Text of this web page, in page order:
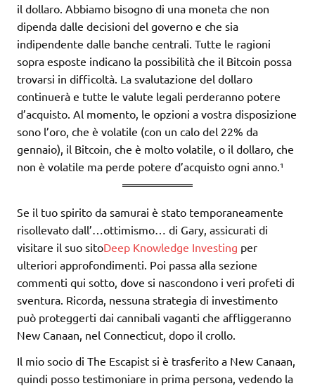
il dollaro. Abbiamo bisogno di una moneta che non
dipenda dalle decisioni del governo e che sia
indipendente dalle banche centrali. Tutte le ragioni
sopra esposte indicano la possibilità che il Bitcoin possa
trovarsi in difficoltà. La svalutazione del dollaro
continuerà e tutte le valute legali perderanno potere
d’acquisto. Al momento, le opzioni a vostra disposizione
sono l’oro, che è volatile (con un calo del 22% da
gennaio), il Bitcoin, che è molto volatile, o il dollaro, che
non è volatile ma perde potere d’acquisto ogni anno.¹
Se il tuo spirito da samurai è stato temporaneamente
risollevato dall’…ottimismo… di Gary, assicurati di
visitare il suo sitoDeep Knowledge Investing per
ulteriori approfondimenti. Poi passa alla sezione
commenti qui sotto, dove si nascondono i veri profeti di
sventura. Ricorda, nessuna strategia di investimento
può proteggerti dai cannibali vaganti che affliggeranno
New Canaan, nel Connecticut, dopo il crollo.
Il mio socio di The Escapist si è trasferito a New Canaan,
quindi posso testimoniare in prima persona, vedendo la